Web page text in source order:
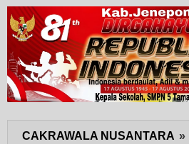
CAKRAWALA NUSANTARA »